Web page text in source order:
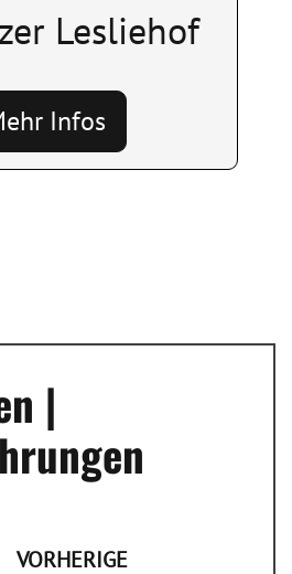
Lesliehof
Infos
|
VORHERIGE